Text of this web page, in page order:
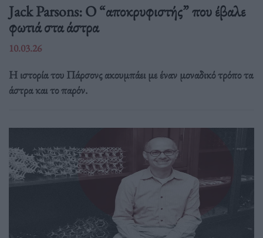
Jack Parsons: O “αποκρυφιστής” που έβαλε
φωτιά στα άστρα
10.03.26
Η ιστορία του Πάρσονς ακουμπάει με έναν μοναδικό τρόπο τα
άστρα και το παρόν.